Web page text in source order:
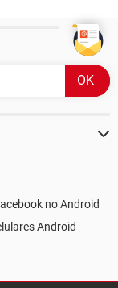
no Android
Android